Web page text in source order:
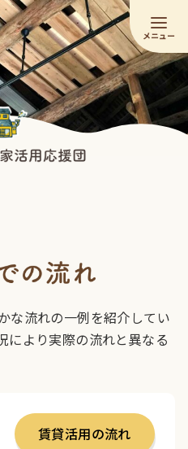
な流れの一例を紹介してい
により実際の流れと異なる
賃貸活用の流れ